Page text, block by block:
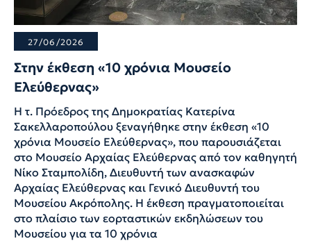
27/06/2026
Στην έκθεση «10 χρόνια Μουσείο
Ελεύθερνας»
Η τ. Πρόεδρος της Δημοκρατίας Κατερίνα
Σακελλαροπούλου ξεναγήθηκε στην έκθεση «10
χρόνια Μουσείο Ελεύθερνας», που παρουσιάζεται
στο Μουσείο Αρχαίας Ελεύθερνας από τον καθηγητή
Νίκο Σταμπολίδη, Διευθυντή των ανασκαφών
Αρχαίας Ελεύθερνας και Γενικό Διευθυντή του
Μουσείου Ακρόπολης. Η έκθεση πραγματοποιείται
στο πλαίσιο των εορταστικών εκδηλώσεων του
Μουσείου για τα 10 χρόνια